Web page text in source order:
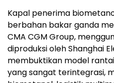
Kapal penerima
berbahan bakar ganda
CMA CGM Group,
diproduksi oleh Shanghai
membuktikan model
yang sangat terintegrasi,